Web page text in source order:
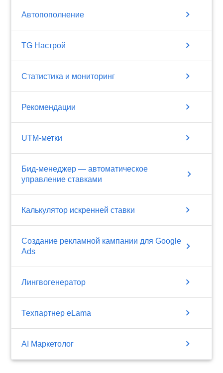
Автопополнение chevron_right
TG Настрой chevron_right
Статистика и мониторинг chevron_right
Рекомендации chevron_right
UTM-метки chevron_right
Бид-менеджер — автоматическое
управление ставками
chevron_right
Калькулятор искренней ставки chevron_right
Создание рекламной кампании для Google
Ads
chevron_right
Лингвогенератор chevron_right
Техпартнер eLama chevron_right
AI Маркетолог chevron_right